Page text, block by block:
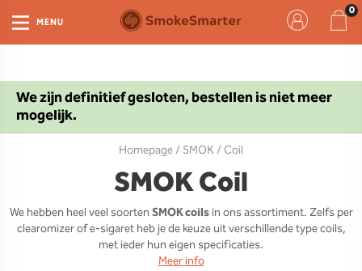
We zijn definitief gesloten, bestellen is niet meer
mogelijk.
MENU
Homepage/SMOK/ Coil
SMOK Coil
We hebben heel veel soortenSMOK coilsin ons assortiment. Zelfs per
clearomizer of e-sigaret heb je de keuze uit verschillende type coils,
met ieder hun eigen specificaties.
Meer info